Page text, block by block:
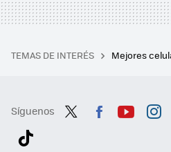
TEMAS DE INTERÉS Mejores
Síguenos